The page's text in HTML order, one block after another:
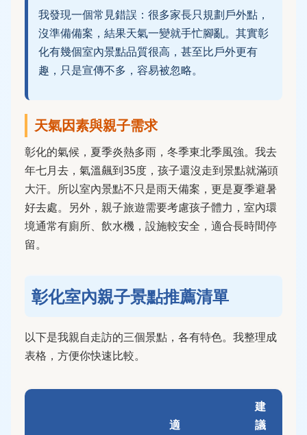
我發現一個常見錯誤：很多家長只規劃戶外點，
沒準備備案，結果天氣一變就手忙腳亂。其實彰
化有幾個室內景點品質很高，甚至比戶外更有
趣，只是宣傳不多，容易被忽略。
天氣因素與親子需求
彰化的氣候，夏季炎熱多雨，冬季東北季風強。我去
年七月去，氣溫飆到35度，孩子還沒走到景點就滿頭
大汗。所以室內景點不只是雨天備案，更是夏季避暑
好去處。另外，親子旅遊需要考慮孩子體力，室內環
境通常有廁所、飲水機，設施較安全，適合長時間停
留。
彰化室內親子景點推薦清單
以下是我親自走訪的三個景點，各有特色。我整理成
表格，方便你快速比較。
適
建
議